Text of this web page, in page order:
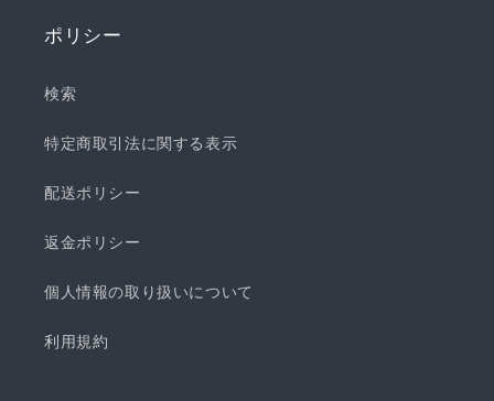
ポリシー
検索
特定商取引法に関する表示
配送ポリシー
返金ポリシー
個人情報の取り扱いについて
利用規約